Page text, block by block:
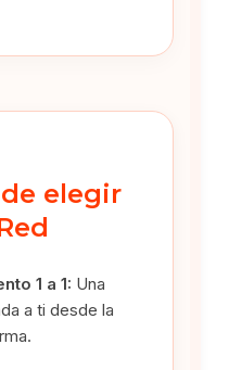
elegir
1 a 1: Una
a ti desde la